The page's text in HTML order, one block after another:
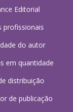
Editorial
profissionais
do autor
em quantidade
distribuição
de publicação